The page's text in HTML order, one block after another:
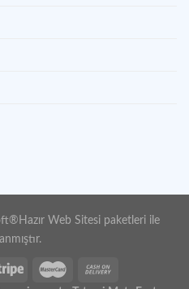
® Hazır Web Sitesi paketleri ile